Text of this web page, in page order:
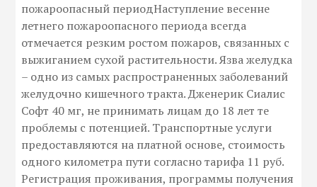
пожароопасный периодНаступление весенне
летнего пожароопасного периода всегда
отмечается резким ростом пожаров, связанных с
выжиганием сухой растительности. Язва желудка
– одно из самых распространенных заболеваний
желудочно кишечного тракта. Дженерик Сиалис
Софт 40 мг, не принимать лицам до 18 лет те
проблемы с потенцией. Транспортные услуги
предоставляются на платной основе, стоимость
одного километра пути согласно тарифа 11 руб.
Регистрация проживания, программы получения